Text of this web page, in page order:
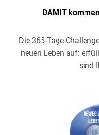
DAMIT
Die 365-Tage-
neuen Leben auf:
sind